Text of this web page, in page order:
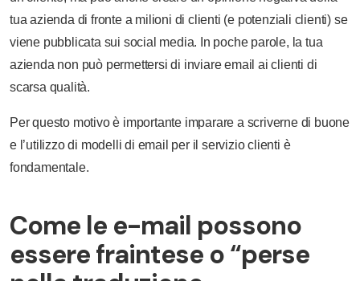
tua azienda di fronte a milioni di clienti (e potenziali clienti) se
viene pubblicata sui social media. In poche parole, la tua
azienda non può permettersi di inviare email ai clienti di
scarsa qualità.
Per questo motivo è importante imparare a scriverne di buone
e l’utilizzo di modelli di email per il servizio clienti è
fondamentale.
Come le e-mail possono
essere fraintese o “perse